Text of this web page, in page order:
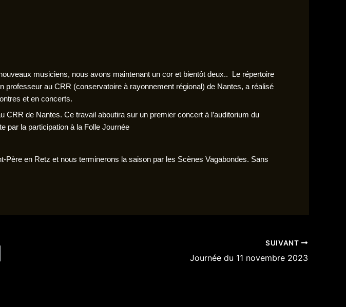
musiciens, nous avons maintenant un cor et bientôt deux.. Le répertoire
au CRR (conservatoire à rayonnement régional) de Nantes, a réalisé
et en concerts.
de Nantes. Ce travail aboutira sur un premier concert à l’auditorium du
par la participation à la Folle Journée
en Retz et nous terminerons la saison par les Scènes Vagabondes. Sans
SUIVANT
Journée du 11 novembre 2023